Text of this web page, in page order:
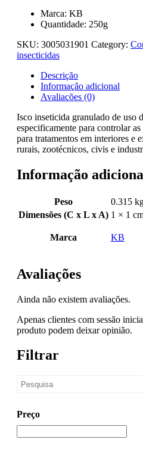
Marca: KB
Quantidade: 250g
SKU: 3005031901 Category:
insecticidas
Descrição
Informação adicional
Avaliações (0)
Isco inseticida granulado de uso
especificamente para controlar
para tratamentos em interiores e
rurais, zootécnicos, civis e
Informação
Peso
0.315
Dimensões (C x L x A) 1 × 1
Marca KB
Avaliações
Ainda não existem avaliações.
Apenas clientes com sessão
produto podem deixar opinião.
Filtrar
Preço